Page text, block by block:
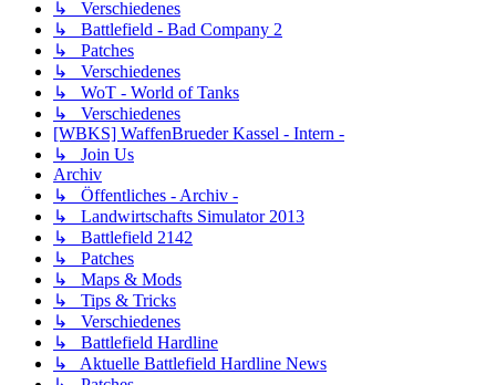
↳ Verschiedenes
↳ Battlefield - Bad Company 2
↳ Patches
↳ Verschiedenes
↳ WoT - World of Tanks
↳ Verschiedenes
[WBKS] WaffenBrueder Kassel - Intern -
↳ Join Us
Archiv
↳ Öffentliches - Archiv -
↳ Landwirtschafts Simulator 2013
↳ Battlefield 2142
↳ Patches
↳ Maps & Mods
↳ Tips & Tricks
↳ Verschiedenes
↳ Battlefield Hardline
↳ Aktuelle Battlefield Hardline News